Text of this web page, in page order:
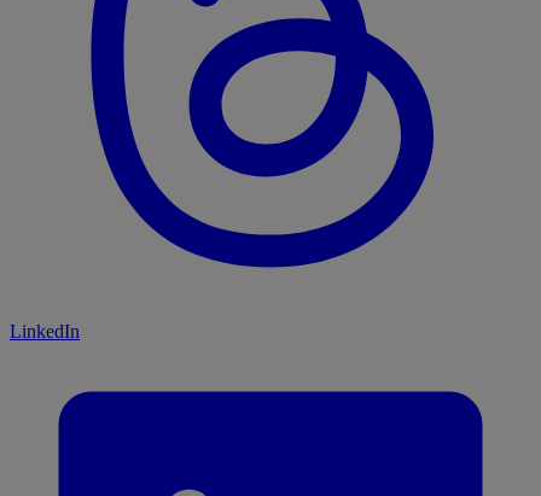
LinkedIn